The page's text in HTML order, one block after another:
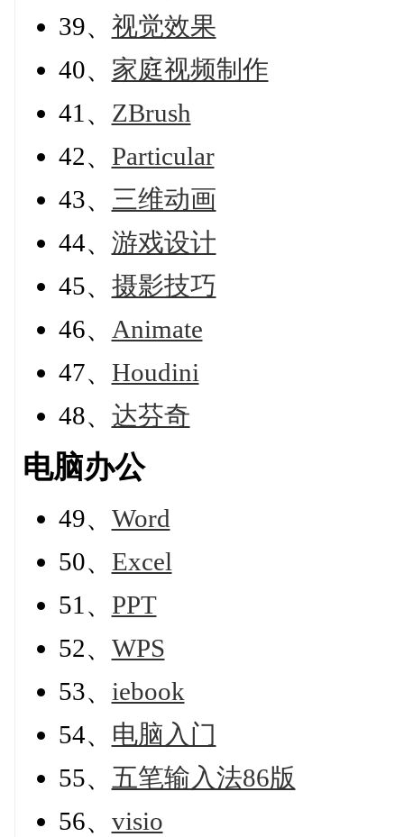
39、 视觉效果
40、 家庭视频制作
41、 ZBrush
42、 Particular
43、 三维动画
44、 游戏设计
45、 摄影技巧
46、 Animate
47、 Houdini
48、 达芬奇
电脑办公
49、 Word
50、 Excel
51、 PPT
52、 WPS
53、 iebook
54、 电脑入门
55、 五笔输入法86版
56、 visio